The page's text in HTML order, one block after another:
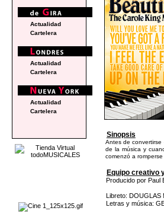
Sinopsis
Antes de
de la música y
comenzó a
Equipo creativo
Producido por Paul
Libreto: DOUGLAS
Letras y música:
Actualidad
Cartelera
Actualidad
Cartelera
Actualidad
Cartelera